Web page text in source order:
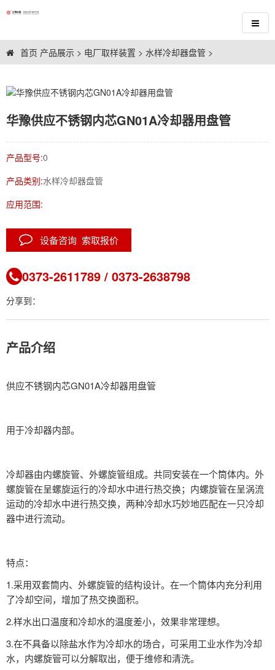
首页 产品展示 > 电厂取样装置 > 水样冷却器盘管 >
华豫供应不锈钢内芯GN01A冷却器用盘管
产品型号:0
产品类别:水样冷却器盘管
应用范围:
设备咨询 索取报价
0373-2611789 / 0373-2638798
分享到：
产品介绍
供应不锈钢内芯GN01A冷却器用盘管
用于冷却器内部。
冷却器由内螺旋管、外螺旋管组成。共同安装在一个筒体内。外
螺旋管在呈螺旋运行的冷却水中进行热交换；内螺旋管在呈涡流
运动的冷却水中进行热交换，两种冷却水巧妙地匹配在一只冷却
器中进行流动。
特点：
1.采用双套筒内、外螺旋管的结构设计。在一个筒体内充分利用
了冷却空间，增加了热交换面积。
2.样水出口温度和冷却水的温度差小，效果非常理想。
3.在不具备以除盐水作为冷却水的场合，可采用工业水作为冷却
水，内螺旋管可以分解取出，便于维修和清洗。